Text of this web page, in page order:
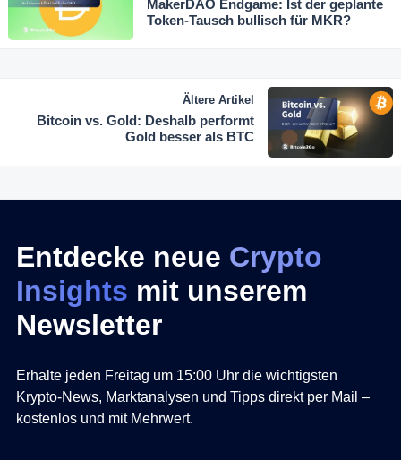
MakerDAO Endgame: Ist der geplante
Token-Tausch bullisch für MKR?
Ältere Artikel
Bitcoin vs. Gold: Deshalb performt
Gold besser als BTC
Entdecke neue Crypto
Insights mit unserem
Newsletter
Erhalte jeden Freitag um 15:00 Uhr die wichtigsten
Krypto-News, Marktanalysen und Tipps direkt per Mail –
kostenlos und mit Mehrwert.